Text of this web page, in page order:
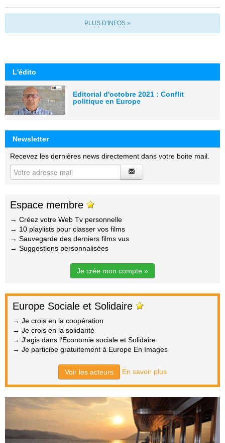
PLUS D'INFOS »
L'édito
Editorial d'octobre 2021 : Conflit
politique en Europe
Newsletter
Recevez les dernières news directement dans votre boite mail.
Espace membre
→ Créez votre Web Tv personnelle
→ 10 playlists pour classer vos films
→ Sauvegarde des derniers films vus
→ Suggestions personnalisées
Je crée mon compte »
Europe Sociale et Solidaire
→ Je crois en la coopération
→ Je crois en la solidarité
→ J'agis dans l'Economie sociale et Solidaire
→ Je participe gratuitement à Europe En Images
Voir les acteurs En savoir plus